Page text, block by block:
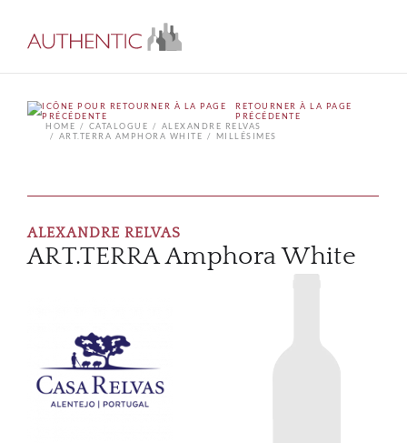
RETOURNER À LA PAGE
PRÉCÉDENTE
HOME
CATALOGUE
ALEXANDRE RELVAS
ART.TERRA AMPHORA WHITE
MILLÉSIMES
ALEXANDRE RELVAS
ART.TERRA Amphora White